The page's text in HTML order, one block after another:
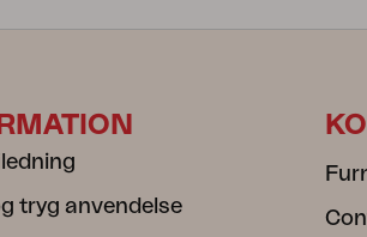
tryg anvendelse